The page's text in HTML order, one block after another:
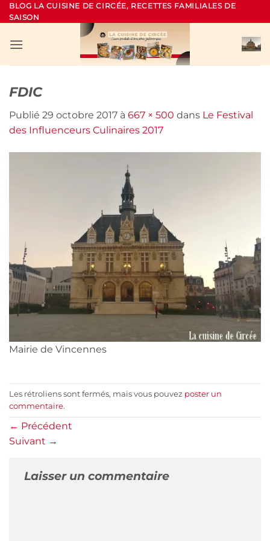
Passer
au
BLOG LA CUISINE DE CIRCÉE, RECETTES FAMILIALES DE
SAISON
FDIC
Publié 29 octobre 2017 à 667 × 500 dans Le Festival
des Influenceurs Culinaires 2017
Mairie de Vincennes
Les rétroliens sont fermés, mais vous pouvez poster un
commentaire.
← Précédent
Suivant →
Laisser un commentaire